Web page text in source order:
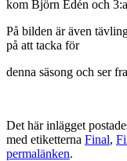
kom Björn Edén och
På bilden är även
på att tacka för
denna säsong och ser
Det här inlägget
med etiketterna Final,
permalänken.